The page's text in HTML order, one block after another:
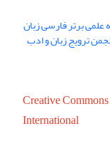
علمی برتر فارسی زبان
انجمن ترویج زبان و ادب
Creative
International